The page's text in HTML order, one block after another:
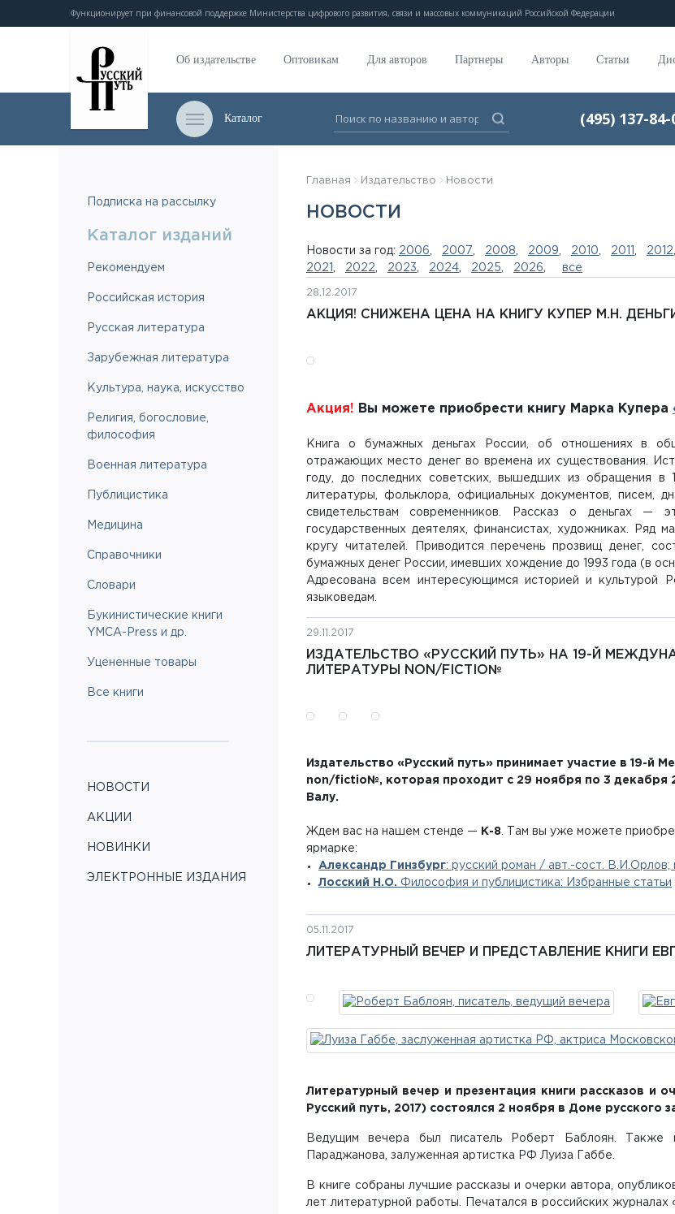
Функционирует при финансовой поддержке Министерства цифрового развития, связи и массовых коммуникаций Российской Федерации
Об издательстве Оптовикам Для авторов Партнеры Авторы Статьи
Каталог (495) 137-84-
Подписка на рассылку
Каталог изданий
Рекомендуем
Российская история
Русская литература
Зарубежная литература
Культура, наука, искусство
Религия, богословие,
философия
Военная литература
Публицистика
Медицина
Справочники
Словари
Букинистические книги
YMCA-Press и др.
Уцененные товары
Все книги
НОВОСТИ
АКЦИИ
НОВИНКИ
ЭЛЕКТРОННЫЕ ИЗДАНИЯ
Главная Издательство Новости
НОВОСТИ
Новости за год: 2006 2007 2008 2009 2010 2011 2012
2021
2022 2023 2024 2025 2026 все
28.12.2017
АКЦИЯ! СНИЖЕНА ЦЕНА НА КНИГУ КУПЕР М.Н.
Акция! Вы можете приобрести книгу Марка Купера
Книга о бумажных деньгах России, об отношениях в
отражающих место денег во времена их существования.
году, до последних советских, вышедших из обращения в
литературы, фольклора, официальных документов, писем,
свидетельствам современников. Рассказ о деньгах —
государственных деятелях, финансистах, художниках. Ряд
кругу читателей. Приводится перечень прозвищ денег,
бумажных денег России, имевших хождение до 1993 года (в
Адресована всем интересующимся историей и культурой
языковедам.
29.11.2017
ИЗДАТЕЛЬСТВО «РУССКИЙ ПУТЬ» НА 19-Й
ЛИТЕРАТУРЫ NON/FICTIO№
Издательство «Русский путь» принимает участие в 19-й
non/fictio№, которая проходит с 29 ноября по 3 декабря
Валу.
Ждем вас на нашем стенде — К-8 . Там вы уже можете
ярмарке:
Александр Гинзбург: русский роман / авт.-сост. В.И.Орлов;
Лосский Н.О. Философия и публицистика: Избранные статьи
05.11.2017
ЛИТЕРАТУРНЫЙ ВЕЧЕР И ПРЕДСТАВЛЕНИЕ КНИГИ
Литературный вечер и презентация книги рассказов и
Русский путь, 2017) состоялся 2 ноября в Доме русского
Ведущим вечера был писатель Роберт Баблоян. Также
Параджанова, залуженная артистка РФ Луиза Габбе.
В книге собраны лучшие рассказы и очерки автора,
лет литературной работы. Печатался в российских